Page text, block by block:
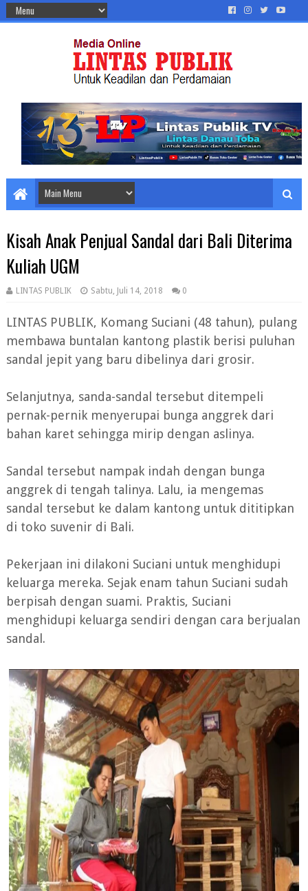
Kisah Anak Penjual Sandal dari Bali Diterima
Kuliah UGM
LINTAS PUBLIK Sabtu, Juli 14, 2018 0
LINTAS PUBLIK, Komang Suciani (48 tahun), pulang
membawa buntalan kantong plastik berisi puluhan
sandal jepit yang baru dibelinya dari grosir.
Selanjutnya, sanda-sandal tersebut ditempeli
pernak-pernik menyerupai bunga anggrek dari
bahan karet sehingga mirip dengan aslinya.
Sandal tersebut nampak indah dengan bunga
anggrek di tengah talinya. Lalu, ia mengemas
sandal tersebut ke dalam kantong untuk dititipkan
di toko suvenir di Bali.
Pekerjaan ini dilakoni Suciani untuk menghidupi
keluarga mereka. Sejak enam tahun Suciani sudah
berpisah dengan suami. Praktis, Suciani
menghidupi keluarga sendiri dengan cara berjualan
sandal.